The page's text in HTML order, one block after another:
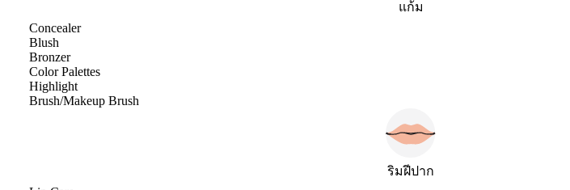
แก้ม
Concealer
Blush
Bronzer
Color Palettes
Highlight
Brush/Makeup Brush
ริมฝีปาก